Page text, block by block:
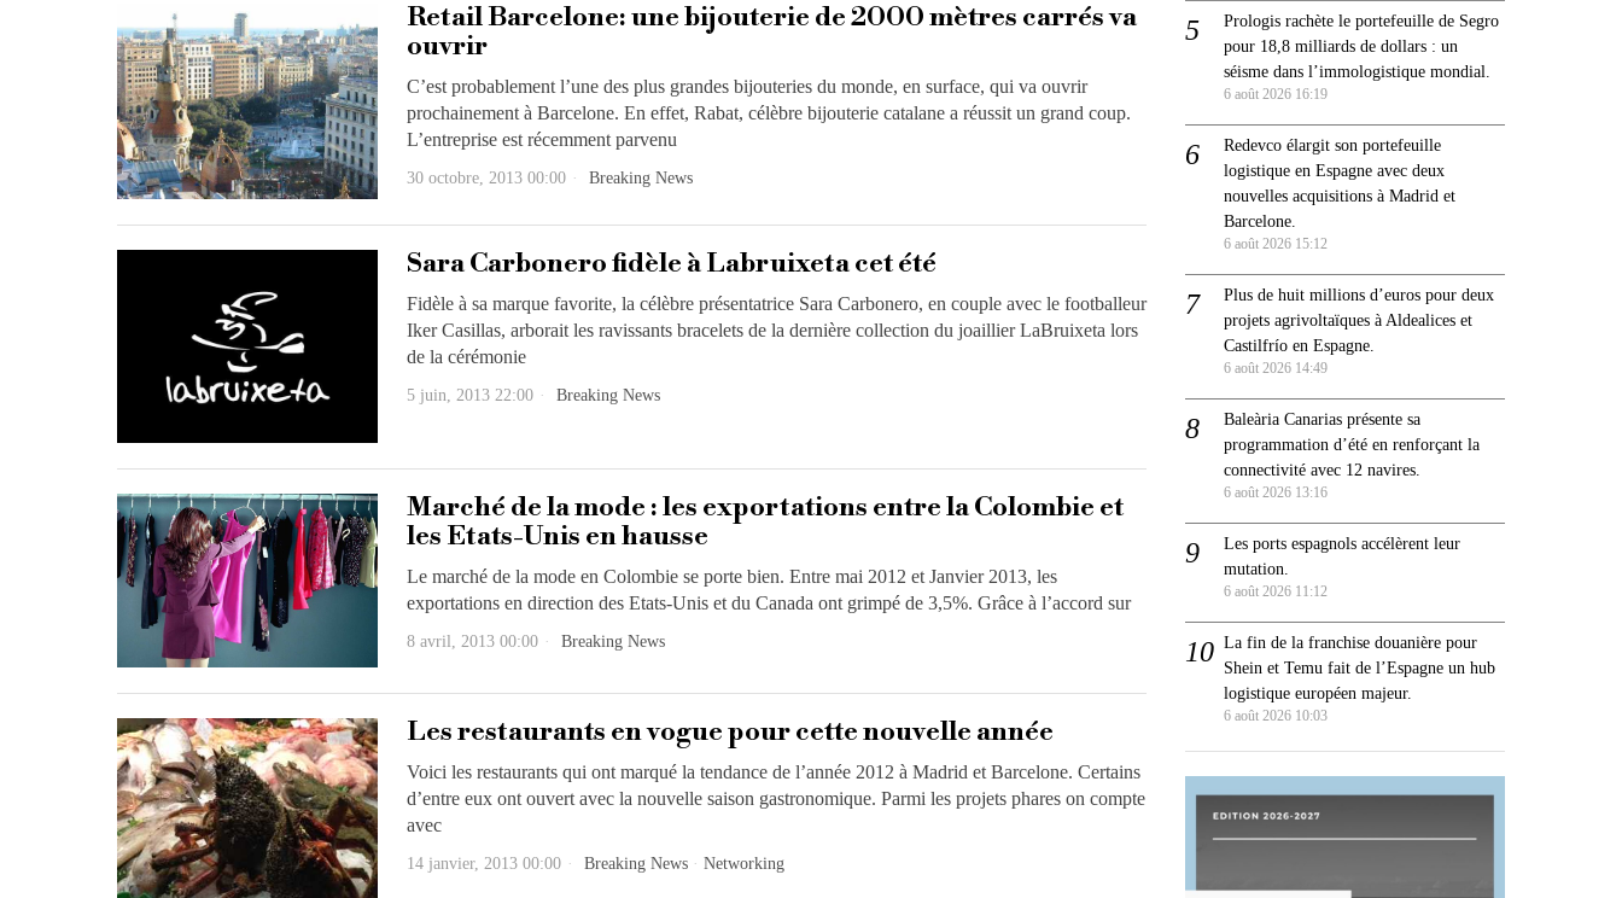
Retail Barcelone: une bijouterie de 2000 mètres carrés va
ouvrir
C’est probablement l’une des plus grandes bijouteries du monde, en surface, qui va ouvrir
prochainement à Barcelone. En effet, Rabat, célèbre bijouterie catalane a réussit un grand coup.
L’entreprise est récemment parvenu
30 octobre, 2013 00:00 Breaking News
Sara Carbonero fidèle à Labruixeta cet été
Fidèle à sa marque favorite, la célèbre présentatrice Sara Carbonero, en couple avec le footballeur
Iker Casillas, arborait les ravissants bracelets de la dernière collection du joaillier LaBruixeta lors
de la cérémonie
5 juin, 2013 22:00 Breaking News
Marché de la mode : les exportations entre la Colombie et
les Etats-Unis en hausse
Le marché de la mode en Colombie se porte bien. Entre mai 2012 et Janvier 2013, les
exportations en direction des Etats-Unis et du Canada ont grimpé de 3,5%. Grâce à l’accord sur
8 avril, 2013 00:00 Breaking News
Les restaurants en vogue pour cette nouvelle année
Voici les restaurants qui ont marqué la tendance de l’année 2012 à Madrid et Barcelone. Certains
d’entre eux ont ouvert avec la nouvelle saison gastronomique. Parmi les projets phares on compte
avec
14 janvier, 2013 00:00 Breaking News · Networking
Prologis rachète le portefeuille de Segro
pour 18,8 milliards de dollars : un
séisme dans l’immologistique mondial.
6 août 2026 16:19
Redevco élargit son portefeuille
logistique en Espagne avec deux
nouvelles acquisitions à Madrid et
Barcelone.
6 août 2026 15:12
Plus de huit millions d’euros pour deux
projets agrivoltaïques à Aldealices et
Castilfrío en Espagne.
6 août 2026 14:49
Baleària Canarias présente sa
programmation d’été en renforçant la
connectivité avec 12 navires.
6 août 2026 13:16
Les ports espagnols accélèrent leur
mutation.
6 août 2026 11:12
La fin de la franchise douanière pour
Shein et Temu fait de l’Espagne un hub
logistique européen majeur.
6 août 2026 10:03